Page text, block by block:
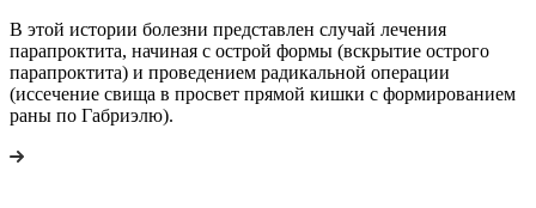
В этой истории болезни представлен случай лечения
парапроктита, начиная с острой формы (вскрытие острого
парапроктита) и проведением радикальной операции
(иссечение свища в просвет прямой кишки с формированием
раны по Габриэлю).